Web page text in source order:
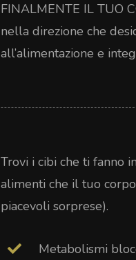
FINALMENTE IL TUO
nella direzione che
all’alimentazione e
Trovi i cibi che ti fanno
alimenti che il tuo
piacevoli sorprese).
Metabolismi